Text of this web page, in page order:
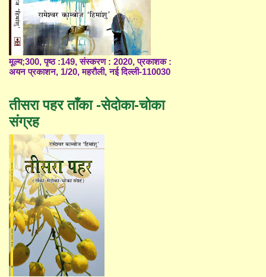
मूल्य;300, पृष्ठ :149, संस्करण : 2020, प्रकाशक :
अयन प्रकाशन, 1/20, महरौली, नई दिल्ली-110030
तीसरा पहर ताँका -सेदोका-चोका
संग्रह